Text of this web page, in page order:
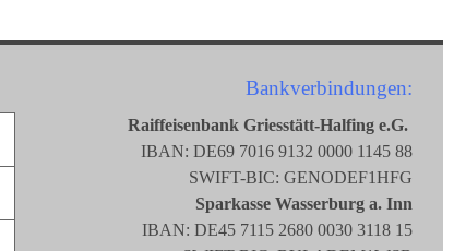
Bankverbindungen:
Raiffeisenbank Griesstätt-Halfing e.G.
IBAN: DE69 7016 9132 0000 1145 88
SWIFT-BIC: GENODEF1HFG
Sparkasse Wasserburg a. Inn
IBAN: DE45 7115 2680 0030 3118 15